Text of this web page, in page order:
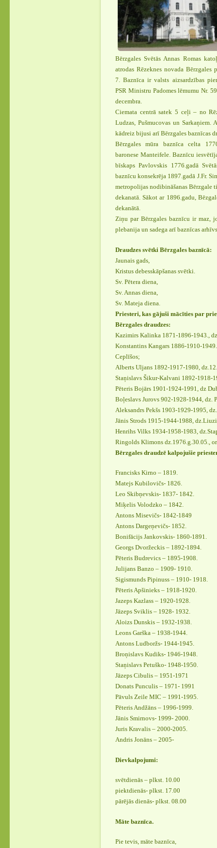
Bērzgales Svētās Annas Romas
atrodas Rēzeknes novada Bērzgales
7. Baznīca ir valsts aizsardzības
PSR Ministru Padomes lēmumu Nr.
decembra.
Ciemata centrā satek 5 ceļi – no
Ludzas, Pušmucovas un Sarkaņiem.
kādreiz bijusi arī Bērzgales baznīcas
Bērzgales mūra baznīca celta
baronese Manteifele. Baznīcu
bīskaps Pavlovskis 1776.gadā
baznīcu konsekrēja 1897.gadā J.Fr.
metropolijas nodibināšanas Bērzgale
dekanatā. Sākot ar 1896.gadu,
dekanātā.
Ziņu par Bērzgales baznīcu ir maz,
plebanija un sadega arī baznīcas
Draudzes svētki Bērzgales baznīcā:
Jaunais gads,
Kristus debesskāpšanas svētki.
Sv. Pētera diena,
Sv. Annas diena,
Sv. Mateja diena.
Priesteri, kas gājuši mācīties par
Bērzgales draudzes:
Kazimirs Kalinka 1871-1896-1943.,
Konstantins Kangars 1886-1910-
Ceplīšos;
Alberts Uljans 1892-1917-1980,
Staņislavs Šikur-Kalvani 1892-1918-
Pēteris Bojārs 1901-1924-1991, dz
Boļeslavs Jurovs 902-1928-1944, dz.
Aleksandrs Pekšs 1903-1929-1995,
Jānis Strods 1915-1944-1988,
Henrihs Vilks 1934-1958-1983,
Ringolds Klimons dz.1976.g.30.05.,
Bērzgales draudzē kalpojušie
Francisks Kirno – 1819.
Matejs Kubilovičs- 1826.
Leo Skibņevskis- 1837- 1842.
Miķelis Volodzko – 1842.
Antons Misevičs- 1842-1849
Antons Dargeņevičs- 1852.
Bonifācijs Jankovskis- 1860-1891.
Georgs Dvoržeckis – 1892-1894.
Pēteris Budrevics – 1895-1908.
Julijans Banzo – 1909- 1910.
Sigismunds Pipinuss – 1910- 1918.
Pēteris Apšinieks – 1918-1920.
Jazeps Kazlass – 1920-1928.
Jāzeps Sviklis – 1928- 1932.
Aloizs Dunskis – 1932-1938.
Leons Garška – 1938-1944.
Antons Ludboržs- 1944-1945.
Broņislavs Kudiks- 1946-1948.
Staņislavs Petuško- 1948-1950.
Jāzeps Cibulis – 1951-1971
Donats Punculis – 1971- 1991
Pāvuls Zeile MIC – 1991-1995.
Pēteris Andžāns – 1996-1999.
Jānis Smirnovs- 1999- 2000.
Juris Kravalis – 2000-2005.
Andris Jonāns – 2005-
Dievkalpojumi:
svētdienās – plkst. 10.00
piektdienās- plkst. 17.00
pārējās dienās- plkst. 08.00
Māte baznīca.
Pie tevis, māte baznīca,